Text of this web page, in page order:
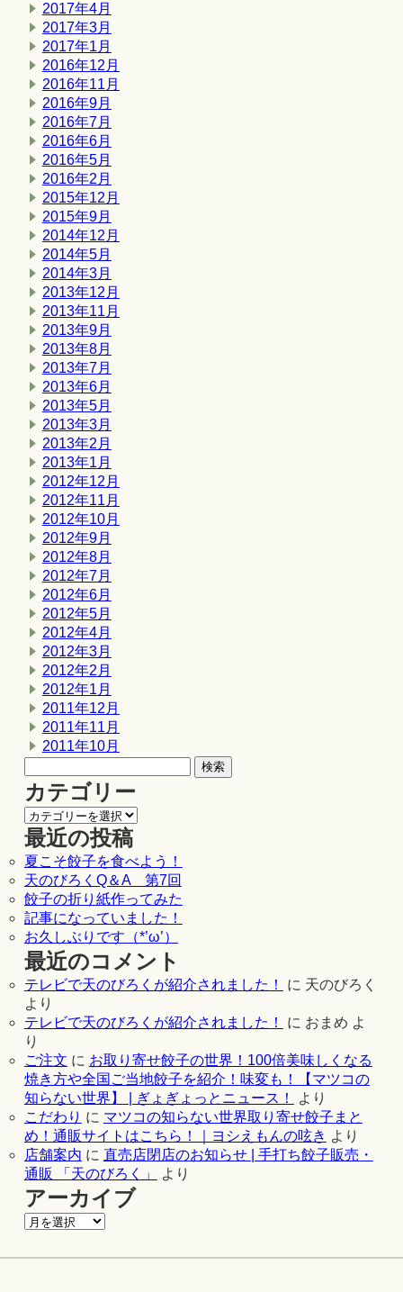
2017年4月
2017年3月
2017年1月
2016年12月
2016年11月
2016年9月
2016年7月
2016年6月
2016年5月
2016年2月
2015年12月
2015年9月
2014年12月
2014年5月
2014年3月
2013年12月
2013年11月
2013年9月
2013年8月
2013年7月
2013年6月
2013年5月
2013年3月
2013年2月
2013年1月
2012年12月
2012年11月
2012年10月
2012年9月
2012年8月
2012年7月
2012年6月
2012年5月
2012年4月
2012年3月
2012年2月
2012年1月
2011年12月
2011年11月
2011年10月
カテゴリー
最近の投稿
夏こそ餃子を食べよう！
天のびろくQ＆A 第7回
餃子の折り紙作ってみた
記事になっていました！
お久しぶりです（*’ω’）
最近のコメント
テレビで天のびろくが紹介されました！ に 天のびろく
より
テレビで天のびろくが紹介されました！
に おまめ よ
り
ご注文 に お取り寄せ餃子の世界！100倍美味しくなる
焼き方や全国ご当地餃子を紹介！味変も！【マツコの
知らない世界】 | ぎょぎょっとニュース！
より
こだわり に マツコの知らない世界取り寄せ餃子まと
め！通販サイトはこちら！｜ヨシえもんの呟き より
店舗案内 に 直売店閉店のお知らせ | 手打ち餃子販売・
通販 「天のびろく」
より
アーカイブ